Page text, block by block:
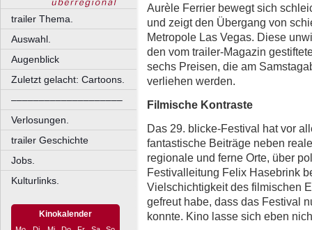
trailer Thema.
Auswahl.
Augenblick
Zuletzt gelacht: Cartoons.
––––––––––––––––––––
Verlosungen.
trailer Geschichte
Jobs.
Kulturlinks.
Kinokalender
Aurèle Ferrier bewegt sich
und zeigt den Übergang von
Metropole Las Vegas. Diese
den vom trailer-Magazin
sechs Preisen, die am
verliehen werden.
Filmische Kontraste
Das 29. blicke-Festival hat vor
fantastische Beiträge neben
regionale und ferne Orte, über
Festivalleitung Felix Hasebrink
Vielschichtigkeit des filmischen
gefreut habe, dass das Festival
konnte. Kino lasse sich eben